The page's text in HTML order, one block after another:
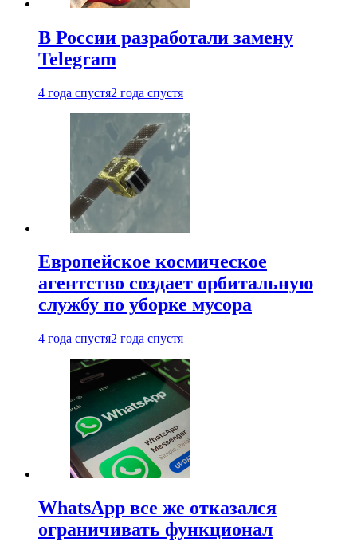
В России разработали замену
Telegram
4 года спустя2 года спустя
Европейское космическое
агентство создает орбитальную
службу по уборке мусора
4 года спустя2 года спустя
WhatsApp все же отказался
ограничивать функционал